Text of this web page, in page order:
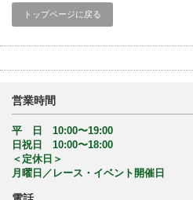
トップページに戻る
営業時間
平 日 10:00〜19:00
日祝日 10:00〜18:00
＜定休日＞
月曜日／レース・イベント開催日